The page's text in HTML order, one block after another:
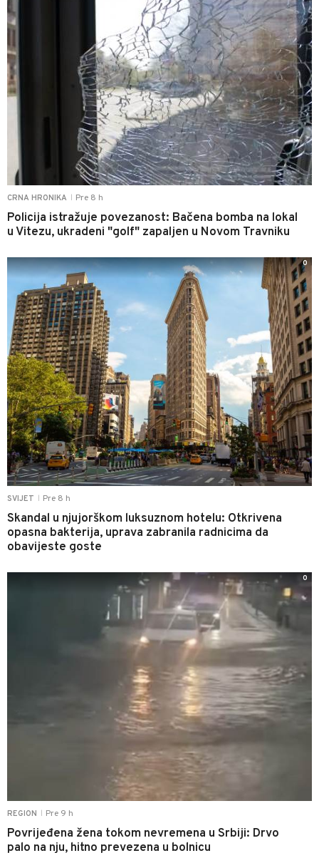
CRNA HRONIKA Pre 8 h
Policija istražuje povezanost: Bačena bomba na lokal
u Vitezu, ukradeni "golf" zapaljen u Novom Travniku
SVIJET Pre 8 h
Skandal u njujorškom luksuznom hotelu: Otkrivena
opasna bakterija, uprava zabranila radnicima da
obavijeste goste
0
REGION Pre 9 h
Povrijeđena žena tokom nevremena u Srbiji: Drvo
palo na nju, hitno prevezena u bolnicu
0